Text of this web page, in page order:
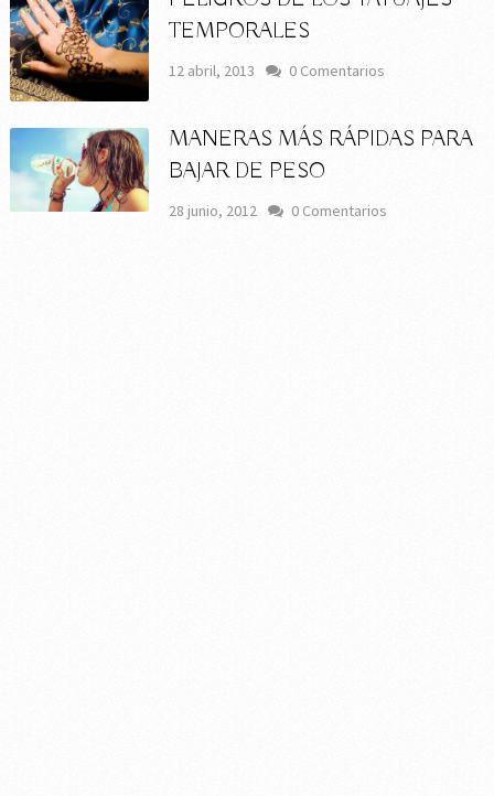
TEMPORALES
12 abril, 2013 0 Comentarios
MANERAS MÁS RÁPIDAS PARA
BAJAR DE PESO
28 junio, 2012 0 Comentarios